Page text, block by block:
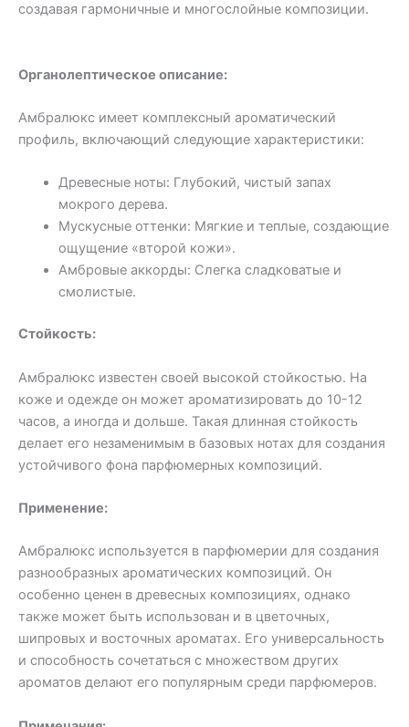
создавая гармоничные и многослойные композиции.
Органолептическое описание:
Амбралюкс имеет комплексный ароматический
профиль, включающий следующие характеристики:
Древесные ноты: Глубокий, чистый запах
мокрого дерева.
Мускусные оттенки: Мягкие и теплые, создающие
ощущение «второй кожи».
Амбровые аккорды: Слегка сладковатые и
смолистые.
Стойкость:
Амбралюкс известен своей высокой стойкостью. На
коже и одежде он может ароматизировать до 10-12
часов, а иногда и дольше. Такая длинная стойкость
делает его незаменимым в базовых нотах для создания
устойчивого фона парфюмерных композиций.
Применение:
Амбралюкс используется в парфюмерии для создания
разнообразных ароматических композиций. Он
особенно ценен в древесных композициях, однако
также может быть использован и в цветочных,
шипровых и восточных ароматах. Его универсальность
и способность сочетаться с множеством других
ароматов делают его популярным среди парфюмеров.